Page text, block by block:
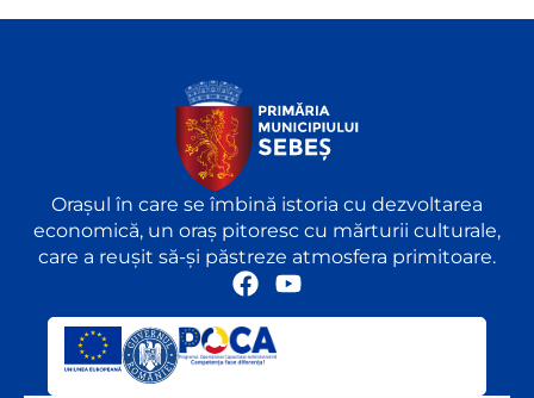
Orașul în care se îmbină istoria cu dezvoltarea
economică, un oraș pitoresc cu mărturii culturale,
care a reușit să-și păstreze atmosfera primitoare.
F
a
c
e
Y
o